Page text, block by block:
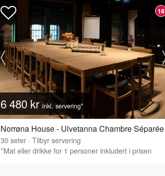
18
6 480 kr inkl. servering*
Norrøna House - Ulvetanna Chambre Séparée
30seter · Tilbyr servering
*Mat eller drikke for 1 personer inkludert i prisen